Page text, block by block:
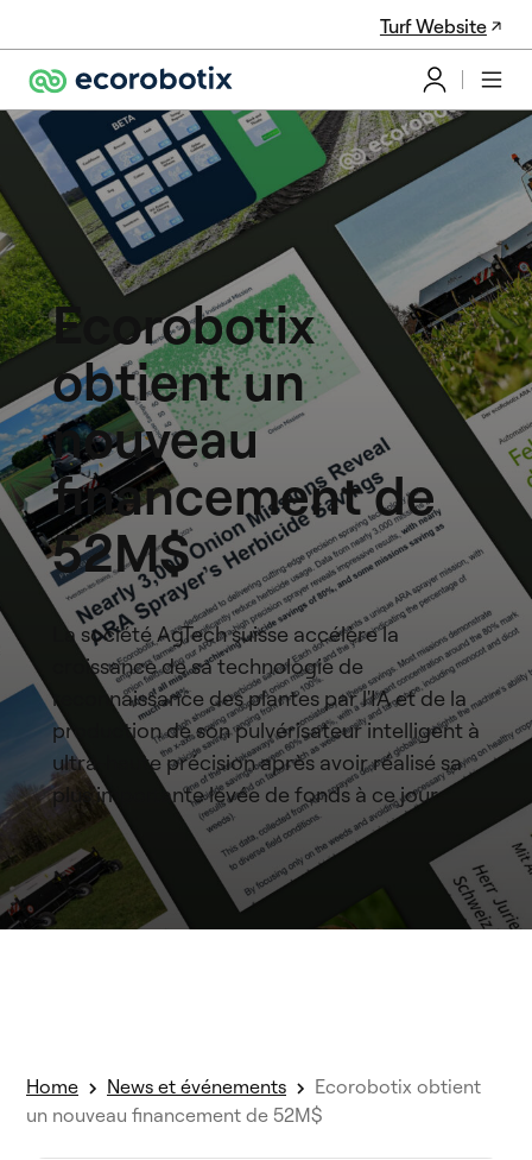
Turf Website
Ecorobotix
obtient un
nouveau
financement de
52M$
La société AgTech suisse accélère la
croissance de sa technologie de
reconnaissance des plantes par l'IA et de la
production de son pulvérisateur intelligent à
ultra-haute précision après avoir réalisé sa
plus importante levée de fonds à ce jour.
Home News et événements
Ecorobotix obtient
un nouveau financement de 52M$